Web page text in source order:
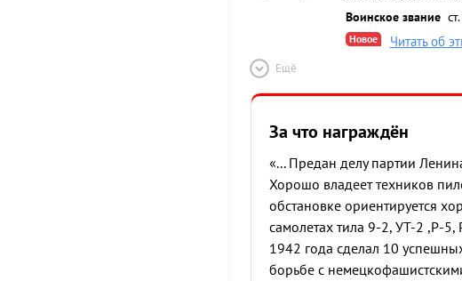
Воинское звание
Новое Читать об
Ещё
За что награждён
«... Предан делу партии
Хорошо владеет техников
обстановке ориентируется
самолетах тила 9-2, УТ-2 ,Р-
1942 года сделал 10
борьбе с